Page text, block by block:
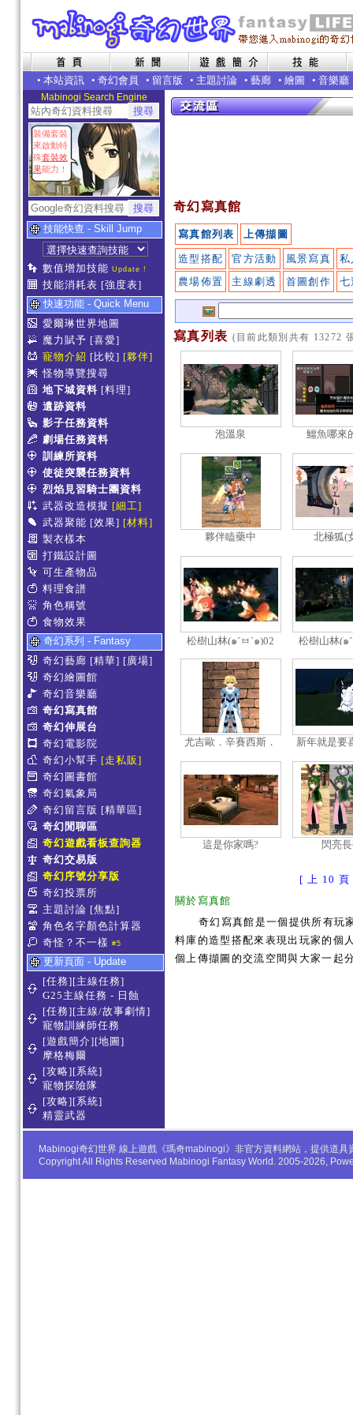
• 本站資訊 • 奇幻會員 • 留言版 • 主題討論 • 藝廊 • 繪圖 • 音樂廳
Mabinogi Search Engine
裝備套裝
來啟動特
殊套裝效
果能力！
技能快查 - Skill Jump
數值增加技能 Update !
技能消耗表 [強度表]
快速功能 - Quick Menu
愛爾琳世界地圖
魔力賦予 [喜愛]
寵物介紹 [比較] [夥伴]
怪物導覽搜尋
地下城資料 [料理]
遺跡資料
影子任務資料
劇場任務資料
訓練所資料
使徒突襲任務資料
烈焰見習騎士團資料
武器改造模擬 [細工]
武器聚能 [效果] [材料]
製衣樣本
打鐵設計圖
可生產物品
料理食譜
角色稱號
食物效果
奇幻系列 - Fantasy
奇幻藝廊 [精華] [廣場]
奇幻繪圖館
奇幻音樂廳
奇幻寫真館
奇幻伸展台
奇幻電影院
奇幻小幫手 [走私販]
奇幻圖書館
奇幻氣象局
奇幻留言版 [精華區]
奇幻閒聊區
奇幻遊戲看板查詢器
奇幻交易版
奇幻序號分享版
奇幻投票所
主題討論 [焦點]
角色名字顏色計算器
奇怪？不一樣 #5
更新頁面 - Update
[任務][主線任務]
G25主線任務 - 日蝕
[任務][主線/故事劇情]
寵物訓練師任務
[遊戲簡介][地圖]
摩格梅爾
[攻略][系統]
寵物探險隊
[攻略][系統]
精靈武器
奇幻寫真館
寫真館列表 上傳擷圖
造型搭配 官方活動 風景寫真
私
農場佈置
主線劇透 首圖創作 七
寫真列表 (目前此類別共有 13272
泡溫泉 鱷魚哪來
夥伴瞌藥中 北極狐(
松樹山林(๑´ㅂ`๑)02 松樹山林(๑
尤吉歐．辛賽西斯．
新年就是要
這是你家嗎? 閃亮
[ 上 10 頁
關於寫真館
奇幻寫真館是一個提供所有玩
料庫的造型搭配來表現出玩家的個
個上傳擷圖的交流空間與大家一起
Mabinogi奇幻世界 線上遊戲《瑪奇mabinogi》非官方資料網站，提供道
Copyright All Rights Reserved Mabinogi Fantasy World. 2005-2026,